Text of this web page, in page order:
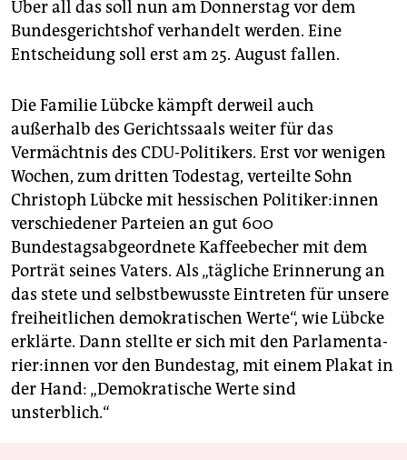
Über all das soll nun am Donnerstag vor dem
Bundesgerichtshof verhandelt werden. Eine
Entscheidung soll erst am 25. August fallen.
Die Familie Lübcke kämpft derweil auch
außerhalb des Gerichtssaals weiter für das
Vermächtnis des CDU-Politikers. Erst vor wenigen
Wochen, zum dritten Todestag, verteilte Sohn
Christoph Lübcke mit hessischen Po­li­ti­ke­r:in­nen
verschiedener Parteien an gut 600
Bundestagsabgeordnete Kaffeebecher mit dem
Porträt seines Vaters. Als „tägliche Erinnerung an
das stete und selbstbewusste Eintreten für unsere
freiheitlichen demokratischen Werte“, wie Lübcke
erklärte. Dann stellte er sich mit den Par­la­men­ta­
rie­r:in­nen vor den Bundestag, mit einem Plakat in
der Hand: „Demokratische Werte sind
unsterblich.“